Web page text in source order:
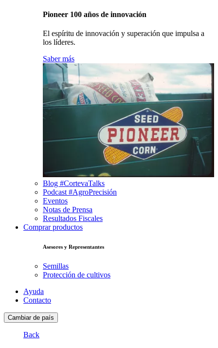
Pioneer 100 años de innovación
El espíritu de innovación y superación que impulsa a
los líderes.
Saber más
Blog #CortevaTalks
Podcast #AgroPrecisión
Eventos
Notas de Prensa
Resultados Fiscales
Comprar productos
Asesores y Representantes
Semillas
Protección de cultivos
Ayuda
Contacto
Cambiar de país
Back